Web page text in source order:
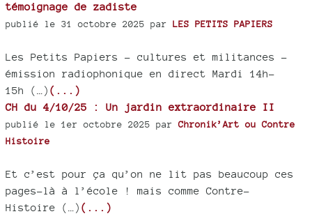
témoignage de zadiste
publié le 31 octobre 2025 par LES PETITS PAPIERS
Les Petits Papiers – cultures et militances -
émission radiophonique en direct Mardi 14h-
15h (…) (...)
CH du 4/10/25 : Un jardin extraordinaire II
publié le 1er octobre 2025 parChronik’Art ou Contre
Histoire
Et c’est pour ça qu’on ne lit pas beaucoup ces
pages-là à l’école ! mais comme Contre-
Histoire (…) (...)